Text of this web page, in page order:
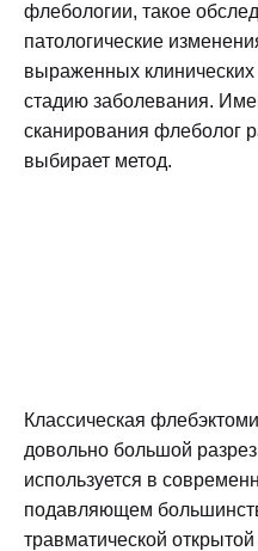
флебологии, такое
патологические
выраженных
стадию заболевания.
сканирования флеболог
выбирает метод.
Классическая
довольно большой
используется в
подавляющем
травматической